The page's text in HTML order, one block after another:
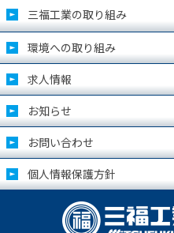
三福工業の取り組み
環境への取り組み
求人情報
お知らせ
お問い合わせ
個人情報保護方針